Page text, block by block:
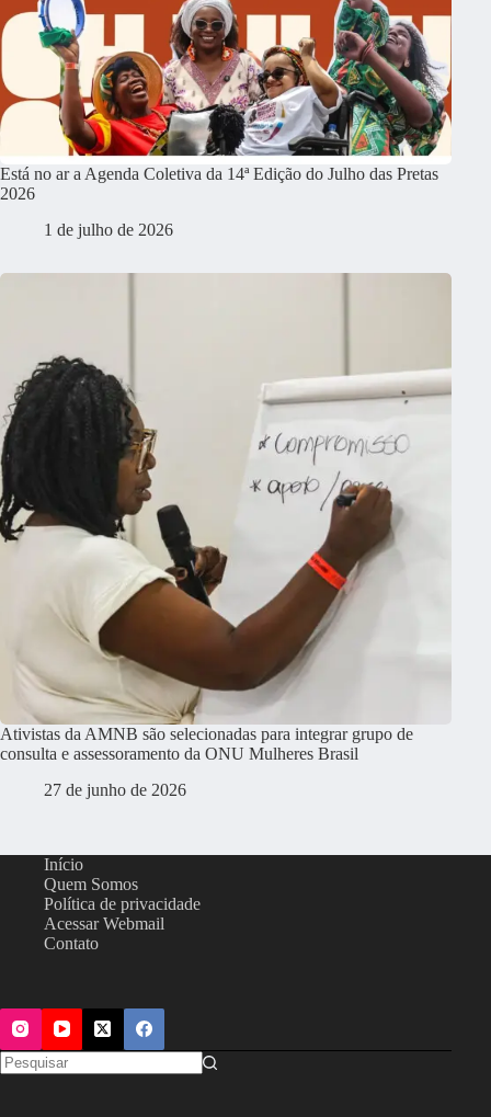
Está no ar a Agenda Coletiva da 14ª Edição do Julho das Pretas
2026
1 de julho de 2026
Ativistas da AMNB são selecionadas para integrar grupo de
consulta e assessoramento da ONU Mulheres Brasil
27 de junho de 2026
Início
Quem Somos
Política de privacidade
Acessar Webmail
Contato